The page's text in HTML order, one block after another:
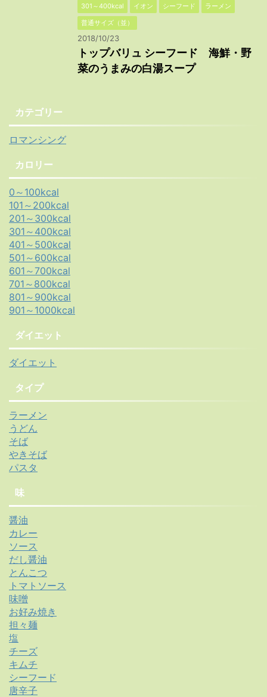
301～400kcal イオン シーフード
ラーメン
普通サイズ（並）
2018/10/23
トップバリュ シーフード 海鮮・野
菜のうまみの白湯スープ
カテゴリー
ロマンシング
カロリー
0～100kcal
101～200kcal
201～300kcal
301～400kcal
401～500kcal
501～600kcal
601～700kcal
701～800kcal
801～900kcal
901～1000kcal
ダイエット
ダイエット
タイプ
ラーメン
うどん
そば
やきそば
パスタ
味
醤油
カレー
ソース
だし醤油
とんこつ
トマトソース
味噌
お好み焼き
担々麺
塩
チーズ
キムチ
シーフード
唐辛子